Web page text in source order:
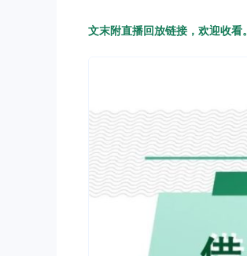
文末附直播回放链接，欢迎收看。